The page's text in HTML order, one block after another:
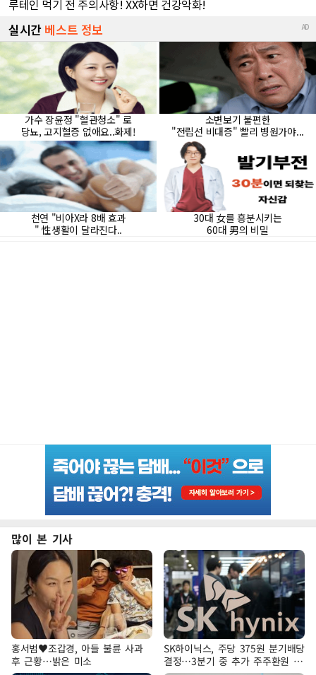
많이 본 기사
홍서범♥조갑경, 아들 불륜 사과
후 근황…밝은 미소
SK하이닉스, 주당 375원 분기배당
결정…3분기 중 추가 주주환원 발